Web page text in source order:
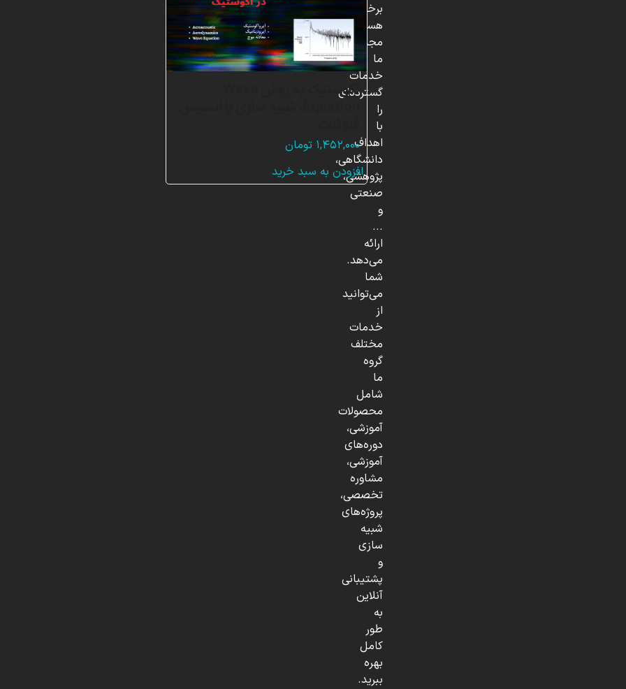
۱,۴۵۲,۰۰۰ تومان
افزودن به سبد خرید
برخوردار
هستند.
مجموعه
ما
خدمات
گسترده‌ای
را
با
اهداف
دانشگاهی،
پژوهشی،
صنعتی
و
...
ارائه
می‌دهد.
شما
می‌توانید
از
خدمات
مختلف
گروه
ما
شامل
محصولات
آموزشی،
دوره‌های
آموزشی،
مشاوره
تخصصی،
پروژه‌های
شبیه
سازی
و
پشتیبانی
آنلاین
به
طور
کامل
بهره
ببرید.